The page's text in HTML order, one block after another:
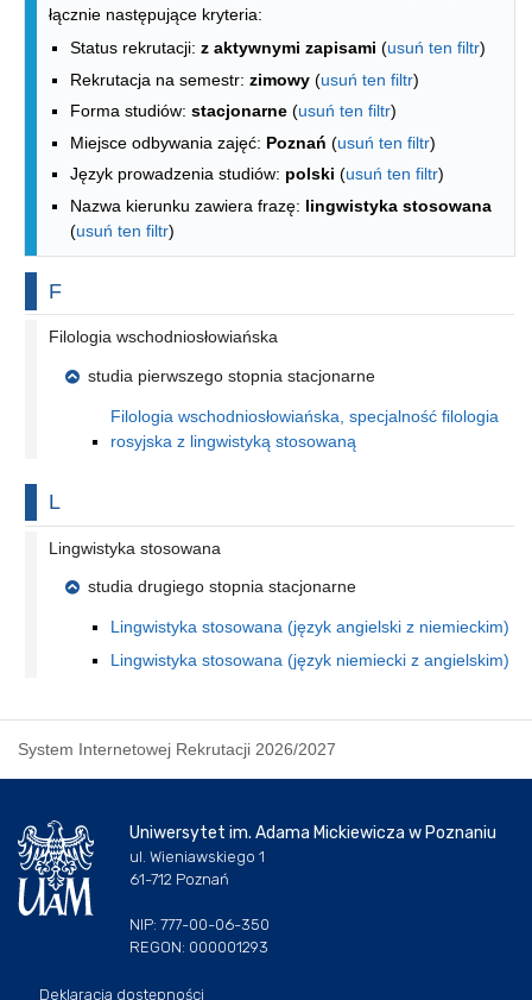
łącznie następujące kryteria:
Status rekrutacji: z aktywnymi zapisami (usuń ten filtr)
Rekrutacja na semestr: zimowy (usuń ten filtr)
Forma studiów: stacjonarne (usuń ten filtr)
Miejsce odbywania zajęć: Poznań (usuń ten filtr)
Język prowadzenia studiów: polski (usuń ten filtr)
Nazwa kierunku zawiera frazę: lingwistyka stosowana
(usuń ten filtr)
Na literę
F
Filologia wschodniosłowiańska
studia pierwszego stopnia stacjonarne
Filologia wschodniosłowiańska, specjalność filologia
rosyjska z lingwistyką stosowaną
Na literę
L
Lingwistyka stosowana
studia drugiego stopnia stacjonarne
Lingwistyka stosowana (język angielski z niemieckim)
Lingwistyka stosowana (język niemiecki z angielskim)
System Internetowej Rekrutacji 2026/2027
Uniwersytet im. Adama Mickiewicza w Poznaniu
ul. Wieniawskiego 1
61-712 Poznań
NIP: 777-00-06-350
REGON: 000001293
Deklaracja dostępności